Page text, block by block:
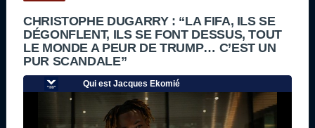
CHRISTOPHE DUGARRY : “LA FIFA, ILS SE
DÉGONFLENT, ILS SE FONT DESSUS, TOUT
LE MONDE A PEUR DE TRUMP… C’EST UN
PUR SCANDALE”